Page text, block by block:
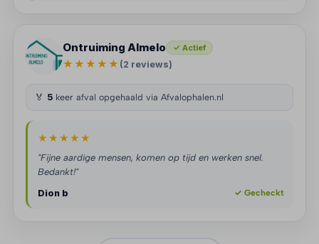
Ontruiming Almelo ✓ Actief
★★★★★ (2 reviews)
🏅 5 keer afval opgehaald via Afvalophalen.nl
★★★★★
"Fijne aardige mensen, komen op tijd en werken snel.
Bedankt!"
Dion b
✓ Gecheckt